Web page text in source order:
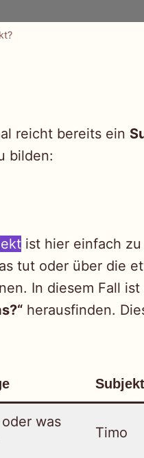
reicht bereits ein
bilden:
ist hier einfach zu
tut oder über die
In diesem Fall ist
herausfinden.
Subjekt
was
Timo